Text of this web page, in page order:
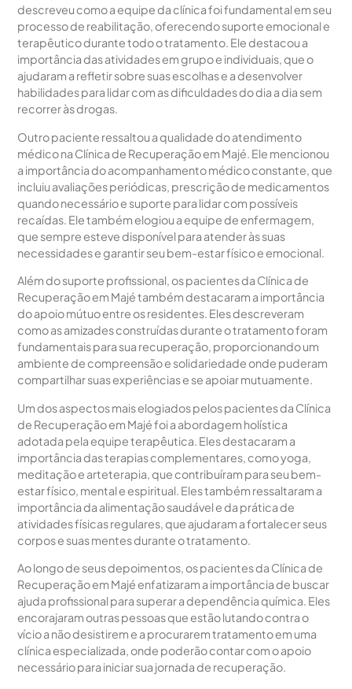
descreveu como a equipe da clínica foi fundamental em seu
processo de reabilitação, oferecendo suporte emocional e
terapêutico durante todo o tratamento. Ele destacou a
importância das atividades em grupo e individuais, que o
ajudaram a refletir sobre suas escolhas e a desenvolver
habilidades para lidar com as dificuldades do dia a dia sem
recorrer às drogas.
Outro paciente ressaltou a qualidade do atendimento
médico na Clínica de Recuperação em Majé. Ele mencionou
a importância do acompanhamento médico constante, que
incluiu avaliações periódicas, prescrição de medicamentos
quando necessário e suporte para lidar com possíveis
recaídas. Ele também elogiou a equipe de enfermagem,
que sempre esteve disponível para atender às suas
necessidades e garantir seu bem-estar físico e emocional.
Além do suporte profissional, os pacientes da Clínica de
Recuperação em Majé também destacaram a importância
do apoio mútuo entre os residentes. Eles descreveram
como as amizades construídas durante o tratamento foram
fundamentais para sua recuperação, proporcionando um
ambiente de compreensão e solidariedade onde puderam
compartilhar suas experiências e se apoiar mutuamente.
Um dos aspectos mais elogiados pelos pacientes da Clínica
de Recuperação em Majé foi a abordagem holística
adotada pela equipe terapêutica. Eles destacaram a
importância das terapias complementares, como yoga,
meditação e arteterapia, que contribuíram para seu bem-
estar físico, mental e espiritual. Eles também ressaltaram a
importância da alimentação saudável e da prática de
atividades físicas regulares, que ajudaram a fortalecer seus
corpos e suas mentes durante o tratamento.
Ao longo de seus depoimentos, os pacientes da Clínica de
Recuperação em Majé enfatizaram a importância de buscar
ajuda profissional para superar a dependência química. Eles
encorajaram outras pessoas que estão lutando contra o
vício a não desistirem e a procurarem tratamento em uma
clínica especializada, onde poderão contar com o apoio
necessário para iniciar sua jornada de recuperação.